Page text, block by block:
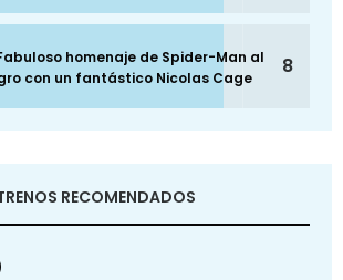
homenaje de Spider-Man al
con un fantástico Nicolas Cage
8
RECOMENDADOS